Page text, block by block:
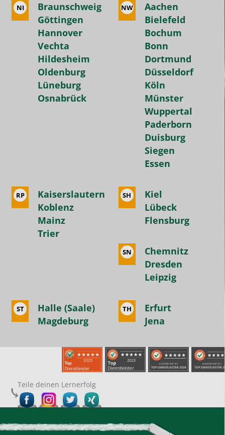
NI
Braunschweig
Göttingen
Hannover
Vechta
Hildesheim
Oldenburg
Lüneburg
Osnabrück
NW
Aachen
Bielefeld
Bochum
Bonn
Dortmund
Düsseldorf
Köln
Münster
Wuppertal
Paderborn
Duisburg
Siegen
Essen
RP
Kaiserslautern
Koblenz
Mainz
Trier
SH
Kiel
Lübeck
Flensburg
SN
Chemnitz
Dresden
Leipzig
ST
Halle (Saale)
Magdeburg
TH
Erfurt
Jena
Teile deinen Lernerfolg